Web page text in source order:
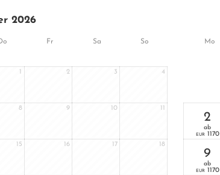
Fr Sa So Mo
2026
2 3 4
8 9 10
15 16 17 18
2
ab
EUR 1170
9
ab
EUR 1170